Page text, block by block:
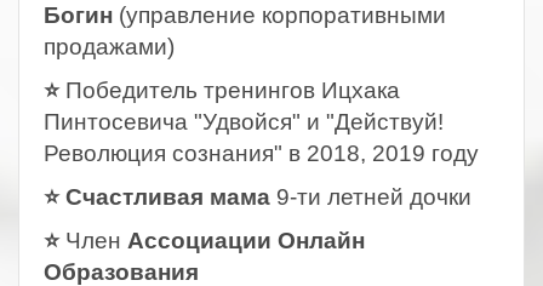
Богин (управление корпоративными
продажами)
⭐ Победитель тренингов Ицхака
Пинтосевича "Удвойся" и "Действуй!
Революция сознания" в 2018, 2019 году
⭐ Счастливая мама 9-ти летней дочки
⭐ Член Ассоциации Онлайн
Образования